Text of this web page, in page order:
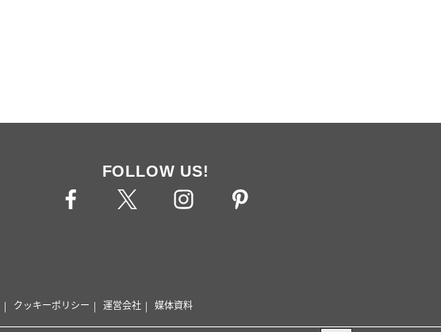
FOLLOW US!
クッキーポリシー 運営会社 媒体資料